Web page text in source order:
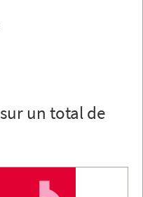
sur un total de